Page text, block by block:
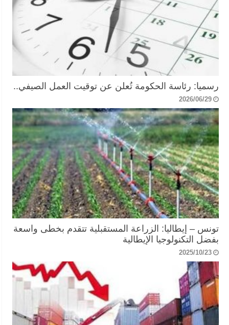
رسميا: رئاسة الحكومة تُعلن عن توقيت العمل الصيفي..
2026/06/29
تونس – إيطاليا: الزراعة المستقبلية تتقدم بخطى واسعة
بفضل التكنولوجيا الإيطالية
2025/10/23